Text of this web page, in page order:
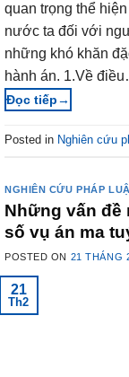
quan trọng thể
nước ta đối với
những khó khăn
hành án. 1.Về
→
Posted in Nghiên cứu
NGHIÊN CỨU PHÁP
Những vấn đề
số vụ án ma
POSTED ON 21 THÁNG
21
Th2